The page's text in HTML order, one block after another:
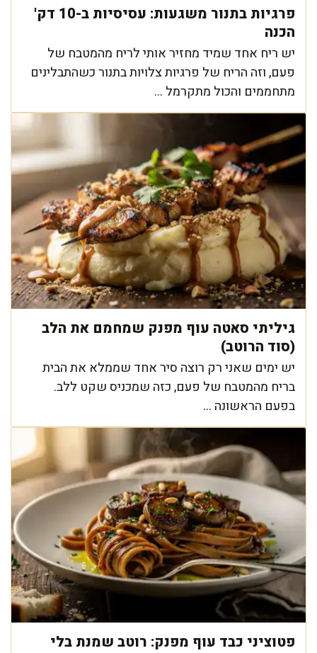
פרגיות בתנור משגעות: עסיסיות ב-10 דק'
הכנה
יש ריח אחד שמיד מחזיר אותי לריח מהמטבח של
פעם, וזה הריח של פרגיות צלויות בתנור כשהתבלינים
מתחממים והכול מתקרמל ...
גיליתי סאטה עוף מפנק שמחמם את הלב
(סוד הרוטב)
יש ימים שאני רק רוצה סיר אחד שממלא את הבית
בריח מהמטבח של פעם, כזה שמכניס שקט ללב.
בפעם הראשונה ...
פטוציני כבד עוף מפנק: רוטב שמנת בלי